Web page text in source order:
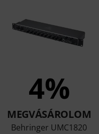
4%
MEGVÁSÁROLOM
Behringer UMC1820